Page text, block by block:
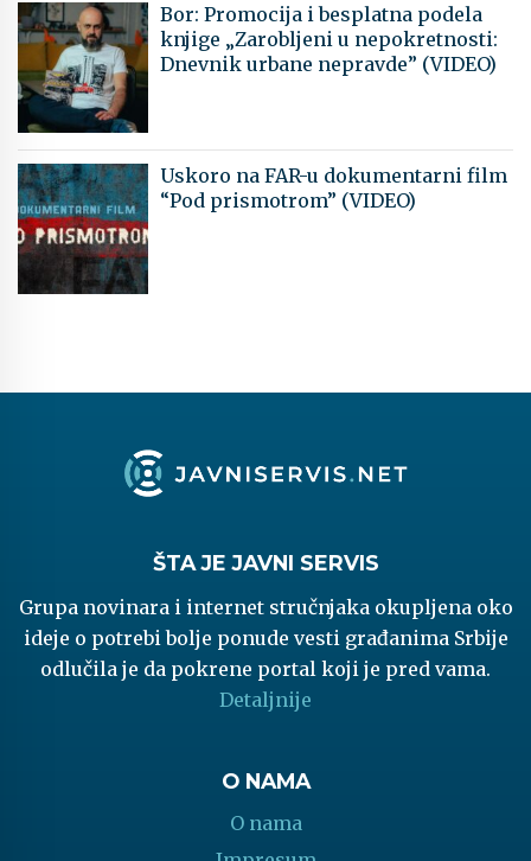
Bor: Promocija i besplatna podela
knjige „Zarobljeni u nepokretnosti:
Dnevnik urbane nepravde” (VIDEO)
Uskoro na FAR-u dokumentarni film
“Pod prismotrom” (VIDEO)
ŠTA JE JAVNI SERVIS
Grupa novinara i internet stručnjaka okupljena oko
ideje o potrebi bolje ponude vesti građanima Srbije
odlučila je da pokrene portal koji je pred vama.
Detaljnije
O NAMA
O nama